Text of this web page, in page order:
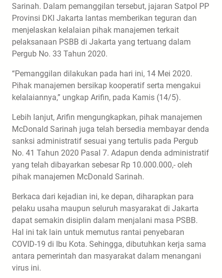
Sarinah. Dalam pemanggilan tersebut, jajaran Satpol PP
Provinsi DKI Jakarta lantas memberikan teguran dan
menjelaskan kelalaian pihak manajemen terkait
pelaksanaan PSBB di Jakarta yang tertuang dalam
Pergub No. 33 Tahun 2020.
“Pemanggilan dilakukan pada hari ini, 14 Mei 2020.
Pihak manajemen bersikap kooperatif serta mengakui
kelalaiannya,” ungkap Arifin, pada Kamis (14/5).
Lebih lanjut, Arifin mengungkapkan, pihak manajemen
McDonald Sarinah juga telah bersedia membayar denda
sanksi administratif sesuai yang tertulis pada Pergub
No. 41 Tahun 2020 Pasal 7. Adapun denda administratif
yang telah dibayarkan sebesar Rp 10.000.000,- oleh
pihak manajemen McDonald Sarinah.
Berkaca dari kejadian ini, ke depan, diharapkan para
pelaku usaha maupun seluruh masyarakat di Jakarta
dapat semakin disiplin dalam menjalani masa PSBB.
Hal ini tak lain untuk memutus rantai penyebaran
COVID-19 di Ibu Kota. Sehingga, dibutuhkan kerja sama
antara pemerintah dan masyarakat dalam menangani
virus ini.